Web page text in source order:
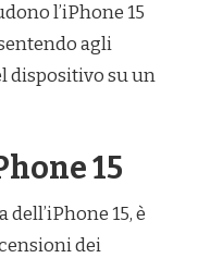
l’iPhone 15
agli
dispositivo su un
15
15, è
dei